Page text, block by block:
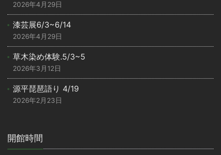
2026年4月29日
漆芸展6/3~6/14
2026年4月29日
草木染め体験.5/3~5
2026年3月12日
源平琵琶語り 4/19
2026年2月23日
開館時間